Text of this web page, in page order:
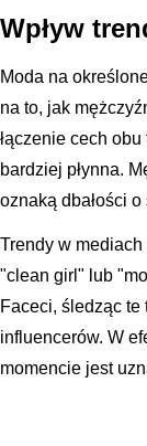
Wpływ
Moda na
na to, jak
łączenie cech
bardziej płynna.
oznaką dbałości o
Trendy w
"clean girl" lub
Faceci, śledząc
influencerów. W
momencie jest